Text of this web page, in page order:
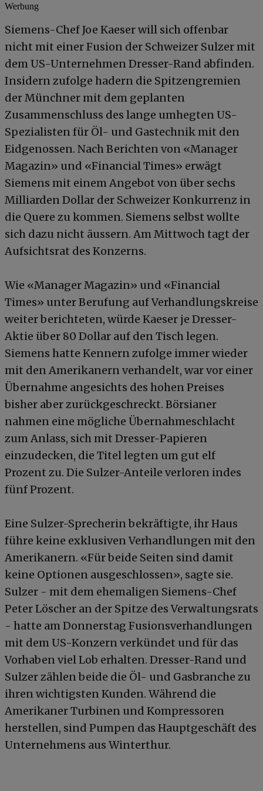
Werbung
Siemens-Chef Joe Kaeser will sich offenbar
nicht mit einer Fusion der Schweizer Sulzer mit
dem US-Unternehmen Dresser-Rand abfinden.
Insidern zufolge hadern die Spitzengremien
der Münchner mit dem geplanten
Zusammenschluss des lange umhegten US-
Spezialisten für Öl- und Gastechnik mit den
Eidgenossen. Nach Berichten von «Manager
Magazin» und «Financial Times» erwägt
Siemens mit einem Angebot von über sechs
Milliarden Dollar der Schweizer Konkurrenz in
die Quere zu kommen. Siemens selbst wollte
sich dazu nicht äussern. Am Mittwoch tagt der
Aufsichtsrat des Konzerns.
Wie «Manager Magazin» und «Financial
Times» unter Berufung auf Verhandlungskreise
weiter berichteten, würde Kaeser je Dresser-
Aktie über 80 Dollar auf den Tisch legen.
Siemens hatte Kennern zufolge immer wieder
mit den Amerikanern verhandelt, war vor einer
Übernahme angesichts des hohen Preises
bisher aber zurückgeschreckt. Börsianer
nahmen eine mögliche Übernahmeschlacht
zum Anlass, sich mit Dresser-Papieren
einzudecken, die Titel legten um gut elf
Prozent zu. Die Sulzer-Anteile verloren indes
fünf Prozent.
Eine Sulzer-Sprecherin bekräftigte, ihr Haus
führe keine exklusiven Verhandlungen mit den
Amerikanern. «Für beide Seiten sind damit
keine Optionen ausgeschlossen», sagte sie.
Sulzer - mit dem ehemaligen Siemens-Chef
Peter Löscher an der Spitze des Verwaltungsrats
- hatte am Donnerstag Fusionsverhandlungen
mit dem US-Konzern verkündet und für das
Vorhaben viel Lob erhalten. Dresser-Rand und
Sulzer zählen beide die Öl- und Gasbranche zu
ihren wichtigsten Kunden. Während die
Amerikaner Turbinen und Kompressoren
herstellen, sind Pumpen das Hauptgeschäft des
Unternehmens aus Winterthur.